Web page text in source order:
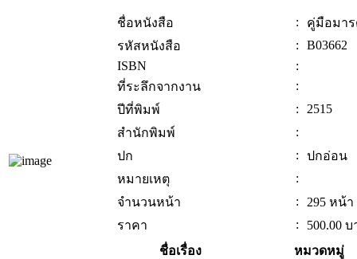
ชื่อหนังสือ :
คู่มือมาร
รหัสหนังสือ
:
B03662
ISBN
:
ที่ระลึกจากงาน
:
ปีที่พิมพ์
:
2515
สำนักพิมพ์
:
ปก
:
ปกอ่อน
หมายเหตุ
:
จำนวนหน้า
:
295 หน้า
ราคา
: 500.00 บ
ชื่อเรื่อง
หมวดหมู่